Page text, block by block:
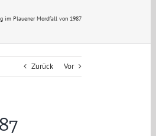
im Plauener Mordfall von 1987
Zurück Vor